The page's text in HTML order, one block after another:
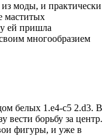
моды, и практически
маститых
ей пришла
многообразием
белых 1.e4-c5 2.d3. В
вести борьбу за центр.
фигуры, и уже в